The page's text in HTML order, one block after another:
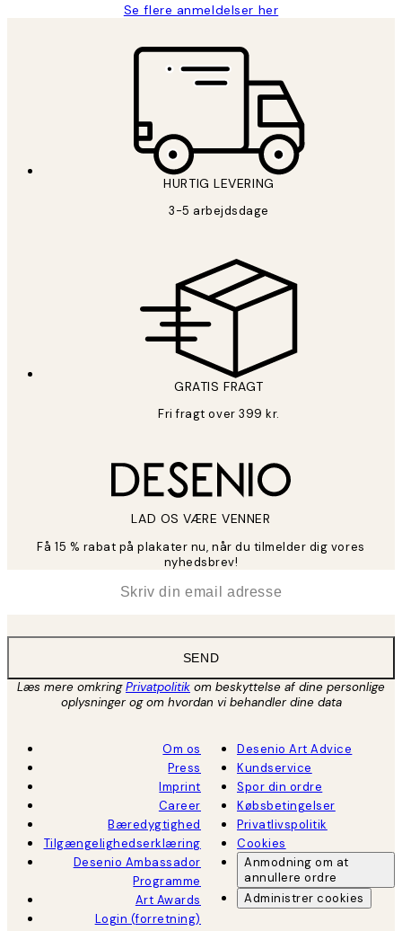
Se flere anmeldelser her
HURTIG LEVERING
3-5 arbejdsdage
GRATIS FRAGT
Fri fragt over 399 kr.
LAD OS VÆRE VENNER
Få 15 % rabat på plakater nu, når du tilmelder dig vores
nyhedsbrev!
SEND
Læs mere omkringPrivatpolitik om beskyttelse af dine personlige
oplysninger og om hvordan vi behandler dine data
Om os
Press
Imprint
Career
Bæredygtighed
Tilgængelighedserklæring
Desenio Ambassador
Programme
Art Awards
Login (forretning)
Desenio Art Advice
Kundservice
Spor din ordre
Købsbetingelser
Privatlivspolitik
Cookies
Anmodning om at
annullere ordre
Administrer cookies